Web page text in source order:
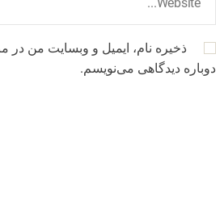
ذخیره نام، ایمیل و وبسایت من در
دوباره دیدگاهی می‌نویسم.